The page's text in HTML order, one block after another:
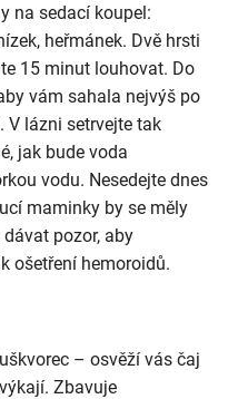
na sedací koupel:
heřmánek. Dvě hrsti
15 minut louhovat. Do
vám sahala nejvýš po
V lázni setrvejte tak
jak bude voda
vodu. Nesedejte dnes
maminky by se měly
pozor, aby
ošetření hemoroidů.
– osvěží vás čaj
Zbavuje